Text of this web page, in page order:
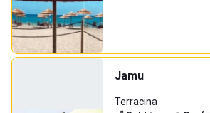
Jamu
Terracina